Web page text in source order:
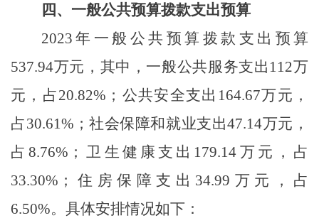
四、一般公共预算拨款支出预算
2023年一般公共预算拨款支出预算
537.94万元，其中，一般公共服务支出112万
元，占20.82%；公共安全支出164.67万元，
占30.61%；社会保障和就业支出47.14万元，
占8.76%；卫生健康支出179.14万元，占
33.30%；住房保障支出34.99万元，占
6.50%。具体安排情况如下：